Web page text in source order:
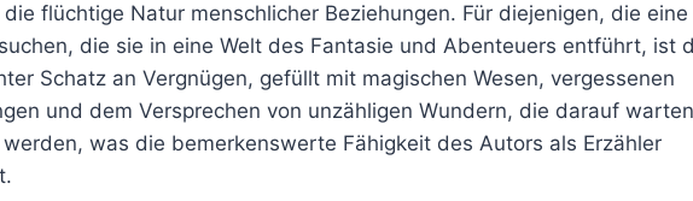
flüchtige Natur menschlicher Beziehungen. Für diejenigen, die eine
die sie in eine Welt des Fantasie und Abenteuers entführt, ist
Schatz an Vergnügen, gefüllt mit magischen Wesen, vergessenen
und dem Versprechen von unzähligen Wundern, die darauf
was die bemerkenswerte Fähigkeit des Autors als Erzähler